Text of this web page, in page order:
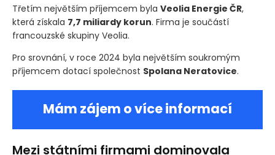
Zdroj: Getty Images
Třetím největším příjemcem byla Veolia Energie ČR
která získala 7,7 miliardy korun
francouzské skupiny Veolia.
Pro srovnání, v roce 2024 byla největším soukromým
příjemcem dotací společnostSpolana Neratovice.
Mám zájem o více informací